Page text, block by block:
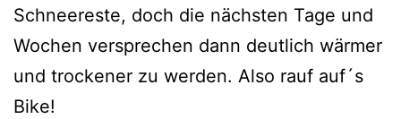
Schneereste, doch die nächsten Tage und
Wochen versprechen dann deutlich wärmer
und trockener zu werden. Also rauf auf´s
Bike!